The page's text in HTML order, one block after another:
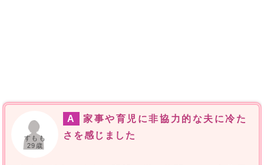
すもも
29歳
A
家事や育児に非協力的な夫に冷た
さを感じました